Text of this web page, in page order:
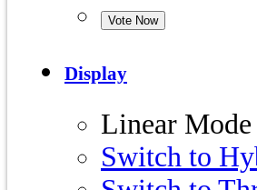
Display
Linear Mode
Switch to